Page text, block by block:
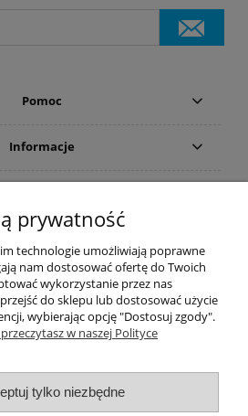
Pomoc
Informacje
PRODUCENCI
kategorie
aleja 29 Listopada 165-
- NIP 9452184931
prywatność
technologie umożliwiają poprawne
nam dostosować ofertę do Twoich
wykorzystanie przez nas
do sklepu lub dostosować użycie
wybierając opcję "Dostosuj zgody".
w naszej Polityce
tylko niezbędne